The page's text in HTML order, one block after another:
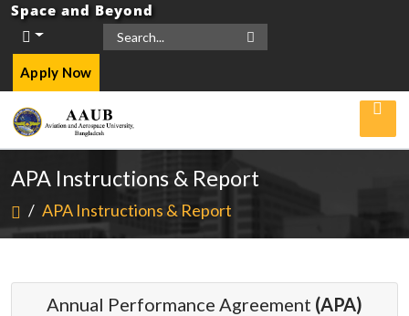
Space and Beyond
Apply Now
APA Instructions & Report
/ APA Instructions & Report
Annual Performance Agreement (APA)